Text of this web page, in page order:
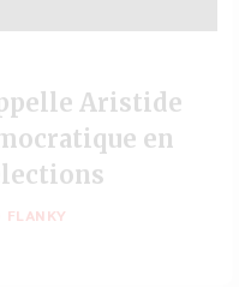
Aristide
en